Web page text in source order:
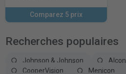
Comparez 5 prix
Recherches populaires
Johnson & Johnson Alcon
CooperVision
Menicon